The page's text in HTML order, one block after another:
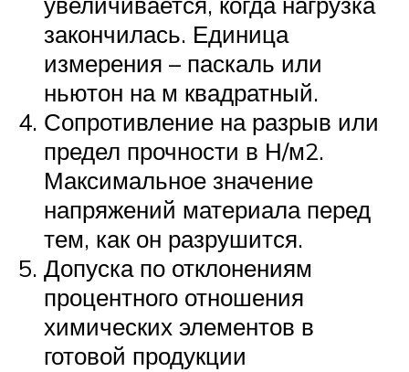
закончилась. Единица
измерения – паскаль или
ньютон на м квадратный.
Сопротивление на разрыв или
предел прочности в Н/м2.
Максимальное значение
напряжений материала перед
тем, как он разрушится.
Допуска по отклонениям
процентного отношения
химических элементов в
готовой продукции